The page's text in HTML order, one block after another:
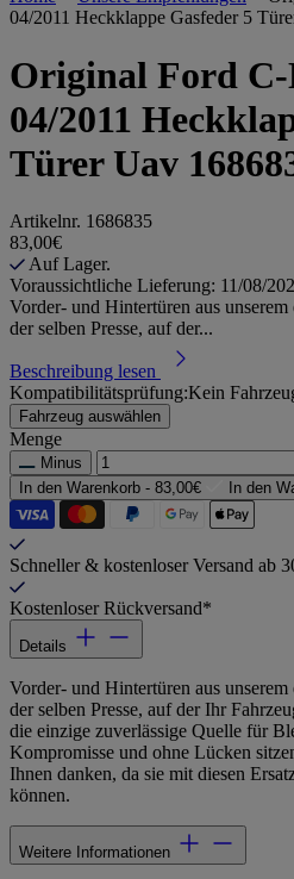
04/2011 Heckklappe Gasfeder 5
Original Ford C-
04/2011
Türer Uav
Artikelnr. 1686835
83,00€
Auf Lager.
Voraussichtliche Lieferung: 11/08/
Vorder- und Hintertüren aus
der selben Presse, auf der...
Beschreibung lesen
Kompatibilitätsprüfung:Kein
Fahrzeug auswählen
Menge
Minus
In den Warenkorb - 83,00€ In den
Schneller & kostenloser Versand ab
Kostenloser Rückversand*
Details
Vorder- und Hintertüren aus
der selben Presse, auf der Ihr
die einzige zuverlässige Quelle für
Kompromisse und ohne Lücken
Ihnen danken, da sie mit diesen
können.
Weitere Informationen